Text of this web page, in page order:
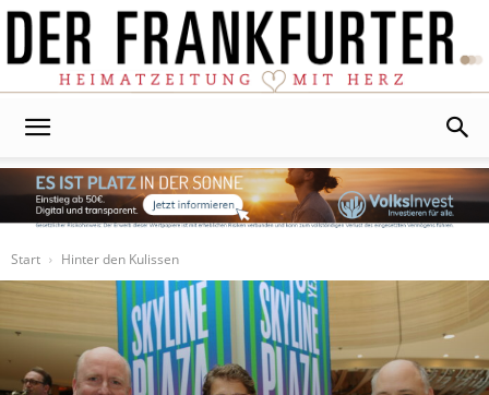
Start
Hinter den Kulissen